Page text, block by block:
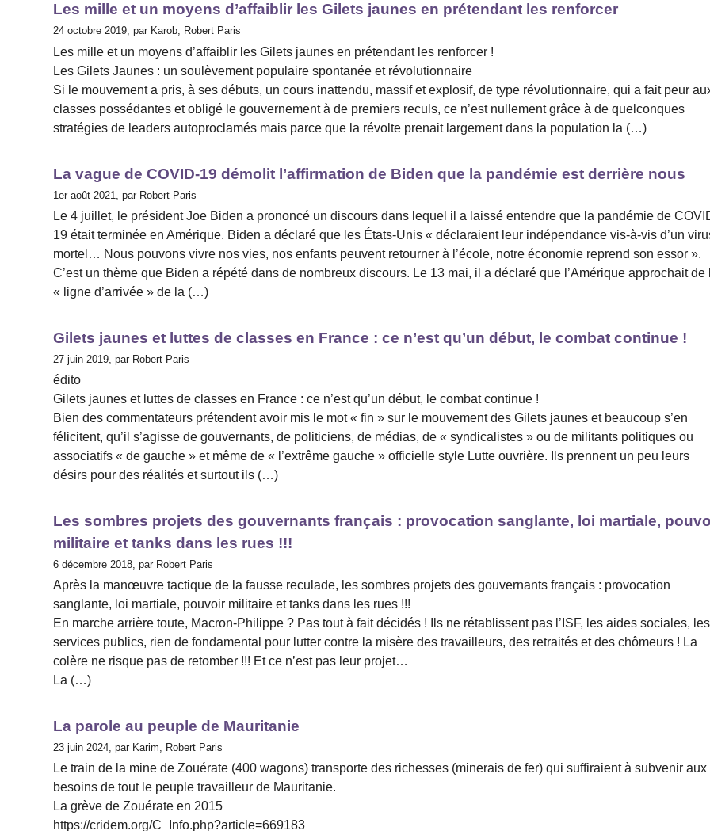
Les mille et un moyens d’affaiblir les Gilets jaunes en prétendant les renforcer
24 octobre 2019, par Karob, Robert Paris
Les mille et un moyens d’affaiblir les Gilets jaunes en prétendant les renforcer !
Les Gilets Jaunes : un soulèvement populaire spontanée et révolutionnaire
Si le mouvement a pris, à ses débuts, un cours inattendu, massif et explosif, de type révolutionnaire, qui a fait peur
classes possédantes et obligé le gouvernement à de premiers reculs, ce n’est nullement grâce à de quelconques
stratégies de leaders autoproclamés mais parce que la révolte prenait largement dans la population la (…)
La vague de COVID-19 démolit l’affirmation de Biden que la pandémie est derrière nous
1er août 2021, par Robert Paris
Le 4 juillet, le président Joe Biden a prononcé un discours dans lequel il a laissé entendre que la pandémie de
19 était terminée en Amérique. Biden a déclaré que les États-Unis « déclaraient leur indépendance vis-à-vis d’un
mortel… Nous pouvons vivre nos vies, nos enfants peuvent retourner à l’école, notre économie reprend son essor ».
C’est un thème que Biden a répété dans de nombreux discours. Le 13 mai, il a déclaré que l’Amérique approchait de
« ligne d’arrivée » de la (…)
Gilets jaunes et luttes de classes en France : ce n’est qu’un début, le combat continue !
27 juin 2019, par Robert Paris
édito
Gilets jaunes et luttes de classes en France : ce n’est qu’un début, le combat continue !
Bien des commentateurs prétendent avoir mis le mot « fin » sur le mouvement des Gilets jaunes et beaucoup s’en
félicitent, qu’il s’agisse de gouvernants, de politiciens, de médias, de « syndicalistes » ou de militants politiques ou
associatifs « de gauche » et même de « l’extrême gauche » officielle style Lutte ouvrière. Ils prennent un peu leurs
désirs pour des réalités et surtout ils (…)
Les sombres projets des gouvernants français : provocation sanglante, loi martiale,
militaire et tanks dans les rues !!!
6 décembre 2018, par Robert Paris
Après la manœuvre tactique de la fausse reculade, les sombres projets des gouvernants français : provocation
sanglante, loi martiale, pouvoir militaire et tanks dans les rues !!!
En marche arrière toute, Macron-Philippe ? Pas tout à fait décidés ! Ils ne rétablissent pas l’ISF, les aides sociales, les
services publics, rien de fondamental pour lutter contre la misère des travailleurs, des retraités et des chômeurs ! La
colère ne risque pas de retomber !!! Et ce n’est pas leur projet…
La (…)
La parole au peuple de Mauritanie
23 juin 2024, par Karim, Robert Paris
Le train de la mine de Zouérate (400 wagons) transporte des richesses (minerais de fer) qui suffiraient à subvenir aux
besoins de tout le peuple travailleur de Mauritanie.
La grève de Zouérate en 2015
https://cridem.org/C_Info.php?article=669183